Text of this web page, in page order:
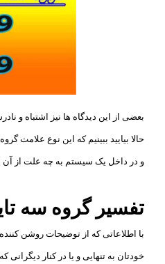
بعضی از این دیدگاه ها نیز اشتباه و
حالا بیایید ببینیم که این نوع علامت
و در داخل یک سیستم به چه علت از
تفسیر گروه سه
با اطلاعاتی که از توضیحات روشن
خودتان به تنهایی و یا در کنار